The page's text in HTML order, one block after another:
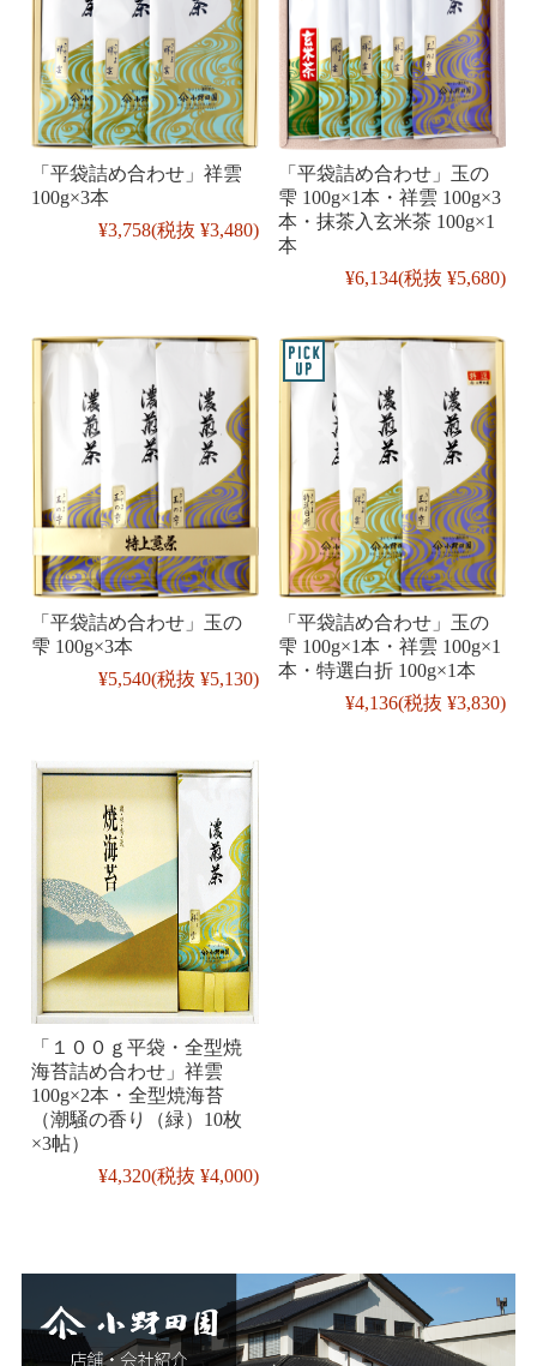
「平袋詰め合わせ」祥雲
100g×3本
¥3,758(税抜 ¥3,480)
「平袋詰め合わせ」玉の
雫 100g×1本・祥雲 100g×3
本・抹茶入玄米茶 100g×1
本
¥6,134(税抜 ¥5,680)
「平袋詰め合わせ」玉の
雫 100g×3本
¥5,540(税抜 ¥5,130)
「平袋詰め合わせ」玉の
雫 100g×1本・祥雲 100g×1
本・特選白折 100g×1本
¥4,136(税抜 ¥3,830)
「１００ｇ平袋・全型焼
海苔詰め合わせ」祥雲
100g×2本・全型焼海苔
（潮騒の香り（緑）10枚
×3帖）
¥4,320(税抜 ¥4,000)